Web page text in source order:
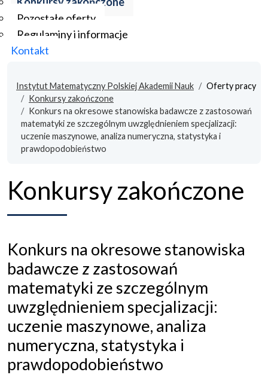
Pozostałe oferty
Regulaminy i informacje
Kontakt
Instytut Matematyczny Polskiej Akademii Nauk
Oferty pracy
Konkursy zakończone
Konkurs na okresowe stanowiska badawcze z zastosowań
matematyki ze szczególnym uwzględnieniem specjalizacji:
uczenie maszynowe, analiza numeryczna, statystyka i
prawdopodobieństwo
Konkursy zakończone
Konkurs na okresowe stanowiska
badawcze z zastosowań
matematyki ze szczególnym
uwzględnieniem specjalizacji:
uczenie maszynowe, analiza
numeryczna, statystyka i
prawdopodobieństwo